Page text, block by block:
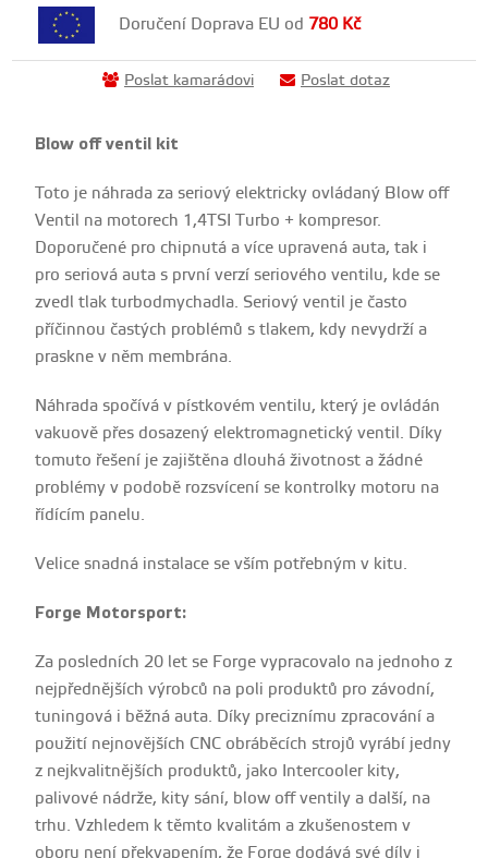
Doručení Doprava EU od 780 Kč
Poslat kamarádovi Poslat dotaz
Blow off ventil kit
Toto je náhrada za seriový elektricky ovládaný Blow off
Ventil na motorech 1,4TSI Turbo + kompresor.
Doporučené pro chipnutá a více upravená auta, tak i
pro seriová auta s první verzí seriového ventilu, kde se
zvedl tlak turbodmychadla. Seriový ventil je často
příčinnou častých problémů s tlakem, kdy nevydrží a
praskne v něm membrána.
Náhrada spočívá v pístkovém ventilu, který je ovládán
vakuově přes dosazený elektromagnetický ventil. Díky
tomuto řešení je zajištěna dlouhá životnost a žádné
problémy v podobě rozsvícení se kontrolky motoru na
řídícím panelu.
Velice snadná instalace se vším potřebným v kitu.
Forge Motorsport:
Za posledních 20 let se Forge vypracovalo na jednoho z
nejpřednějších výrobců na poli produktů pro závodní,
tuningová i běžná auta. Díky preciznímu zpracování a
použití nejnovějších CNC obráběcích strojů vyrábí jedny
z nejkvalitnějších produktů, jako Intercooler kity,
palivové nádrže, kity sání, blow off ventily a další, na
trhu. Vzhledem k těmto kvalitám a zkušenostem v
oboru není překvapením, že Forge dodává své díly i